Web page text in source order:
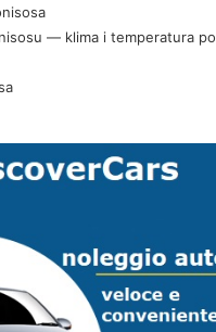
— klima i temperatura po